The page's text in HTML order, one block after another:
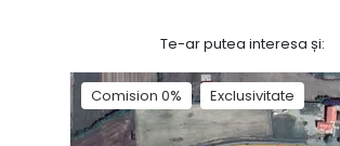
Te-ar putea interesa și:
Comision 0% Exclusivitate